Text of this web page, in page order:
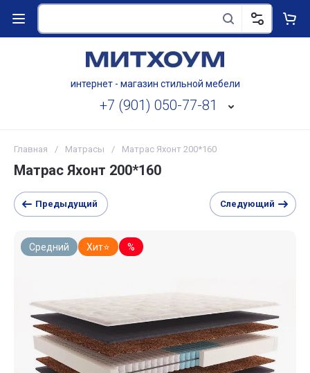
интернет - магазин стильной мебели
+7 (901) 050-77-81
Главная / Матрасы / Матрас Яхонт 200*160
Матрас Яхонт 200*160
Предыдущий Следующий
Средний Хит⭐ %